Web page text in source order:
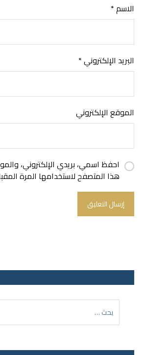
الاسم*
البريد الإلكتروني*
الموقع الإلكتروني
احفظ اسمي، بريدي الإلكتروني،
هذا المتصفح لاستخدامها المرة